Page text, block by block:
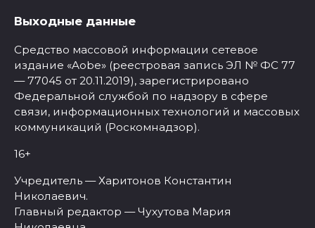
Выходные данные
Средство массовой информации сетевое
издание «Aobe» (реестровая запись ЭЛ № ФС 77
— 77045 от 20.11.2019), зарегистрировано
Федеральной службой по надзору в сфере
связи, информационных технологий и массовых
коммуникаций (Роскомнадзор).
16+
Учредитель — Харитонов Константин
Николаевич.
Главный редактор — Чухутова Мария